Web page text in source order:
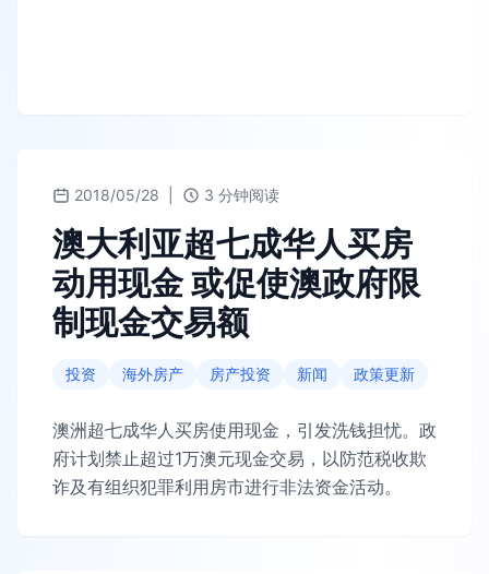
2018/05/28 3 分钟阅读
澳大利亚超七成华人买房
动用现金 或促使澳政府限
制现金交易额
投资 海外房产 房产投资 新闻 政策更新
澳洲超七成华人买房使用现金，引发洗钱担忧。政
府计划禁止超过1万澳元现金交易，以防范税收欺
诈及有组织犯罪利用房市进行非法资金活动。